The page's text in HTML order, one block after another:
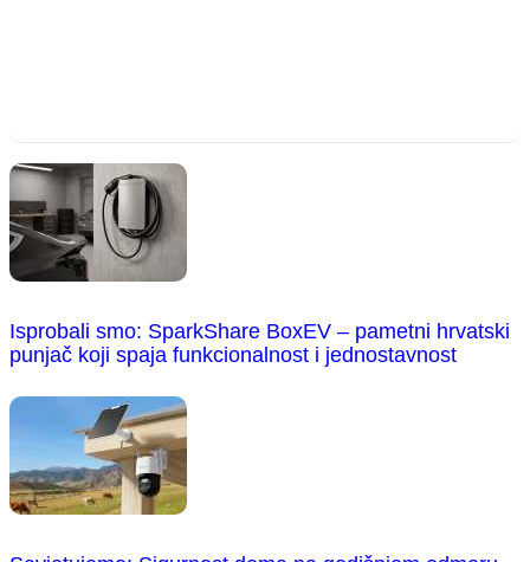
Isprobali smo: SparkShare BoxEV – pametni hrvatski
punjač koji spaja funkcionalnost i jednostavnost